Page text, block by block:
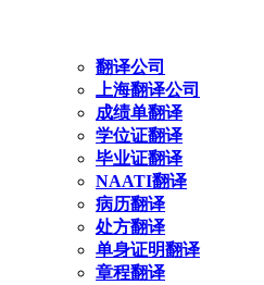
翻译公司
上海翻译公司
成绩单翻译
学位证翻译
毕业证翻译
NAATI翻译
病历翻译
处方翻译
单身证明翻译
章程翻译